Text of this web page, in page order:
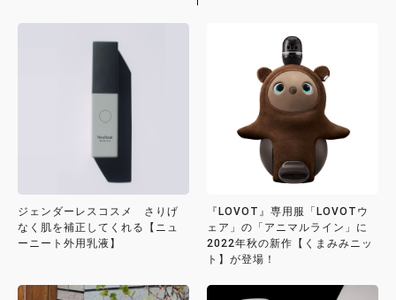
ジェンダーレスコスメ さりげ
なく肌を補正してくれる【ニュ
ーニート外用乳液】
『LOVOT』専用服「LOVOTウ
ェア」の「アニマルライン」に
2022年秋の新作【くまみみニッ
ト】が登場！